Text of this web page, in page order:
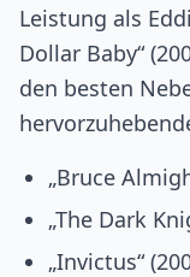
Leistung als
Dollar Baby“
den besten
„Bruce
„The Dark
„Invictus“